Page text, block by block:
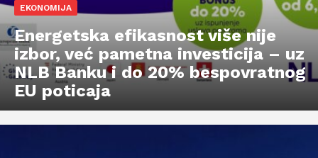
EKONOMIJA
Energetska efikasnost više nije
izbor, već pametna investicija – uz
NLB Banku i do 20% bespovratnog
EU poticaja